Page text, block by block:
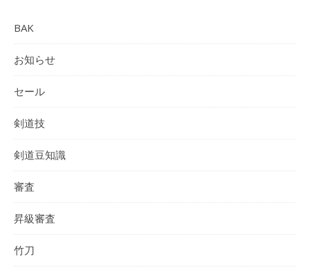
BAK
お知らせ
セール
剣道技
剣道豆知識
審査
昇級審査
竹刀